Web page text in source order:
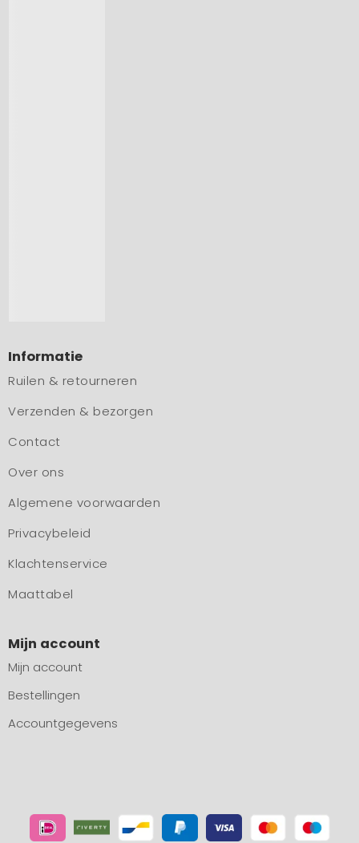
Informatie
Ruilen & retourneren
Verzenden & bezorgen
Contact
Over ons
Algemene voorwaarden
Privacybeleid
Klachtenservice
Maattabel
Mijn account
Mijn account
Bestellingen
Accountgegevens